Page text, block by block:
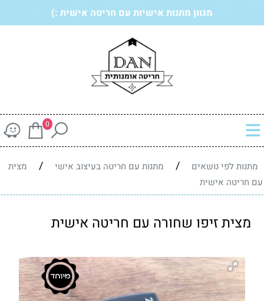
מגוון מתנות אישיות עם חריטה אישית :)
0
מתנות לפי נושאים / מתנות עם חריטה בעיצוב אישי /
מצית
עם חריטה אישית
מצית זיפו שחורה עם חריטה אישית